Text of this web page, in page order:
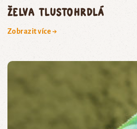
želva tlustohrdlá
Zobrazit více →